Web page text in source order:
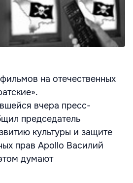
на отечественных
вчера пресс-
председатель
культуры и защите
прав Apollo Василий
думают